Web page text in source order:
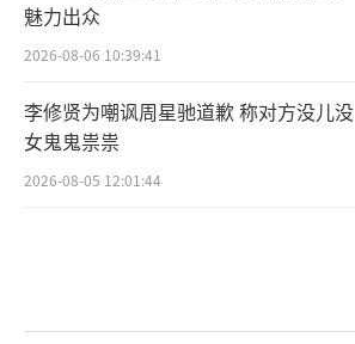
魅力出众
2026-08-06 10:39:41
李修贤为嘲讽周星驰道歉 称对方没儿没
女鬼鬼祟祟
2026-08-05 12:01:44